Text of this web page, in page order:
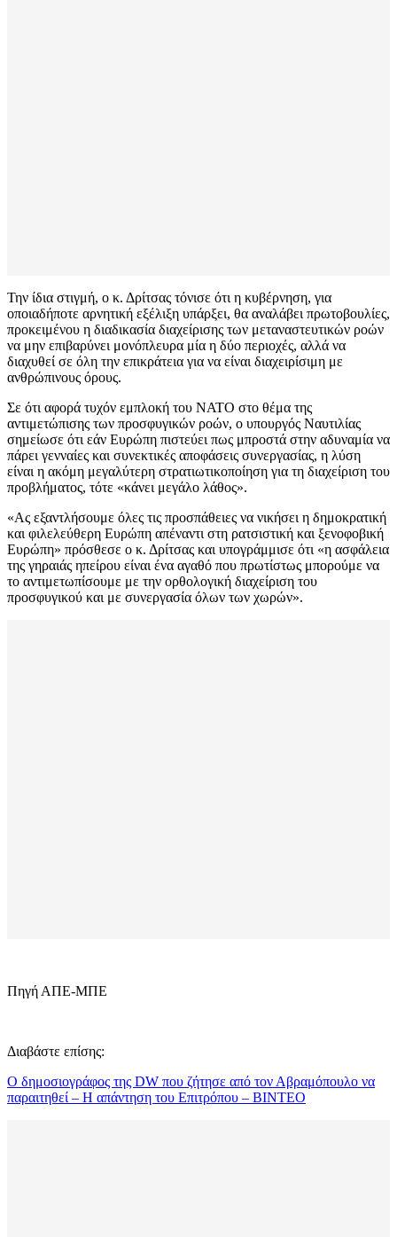
Την ίδια στιγμή, ο κ. Δρίτσας τόνισε ότι η κυβέρνηση, για
οποιαδήποτε αρνητική εξέλιξη υπάρξει, θα αναλάβει πρωτοβουλίες,
προκειμένου η διαδικασία διαχείρισης των μεταναστευτικών ροών
να μην επιβαρύνει μονόπλευρα μία η δύο περιοχές, αλλά να
διαχυθεί σε όλη την επικράτεια για να είναι διαχειρίσιμη με
ανθρώπινους όρους.
Σε ότι αφορά τυχόν εμπλοκή του ΝΑΤΟ στο θέμα της
αντιμετώπισης των προσφυγικών ροών, ο υπουργός Ναυτιλίας
σημείωσε ότι εάν Ευρώπη πιστεύει πως μπροστά στην αδυναμία να
πάρει γενναίες και συνεκτικές αποφάσεις συνεργασίας, η λύση
είναι η ακόμη μεγαλύτερη στρατιωτικοποίηση για τη διαχείριση του
προβλήματος, τότε «κάνει μεγάλο λάθος».
«Ας εξαντλήσουμε όλες τις προσπάθειες να νικήσει η δημοκρατική
και φιλελεύθερη Ευρώπη απέναντι στη ρατσιστική και ξενοφοβική
Ευρώπη» πρόσθεσε ο κ. Δρίτσας και υπογράμμισε ότι «η ασφάλεια
της γηραιάς ηπείρου είναι ένα αγαθό που πρωτίστως μπορούμε να
το αντιμετωπίσουμε με την ορθολογική διαχείριση του
προσφυγικού και με συνεργασία όλων των χωρών».
Πηγή ΑΠΕ-ΜΠΕ
Διαβάστε επίσης:
Ο δημοσιογράφος της DW που ζήτησε από τον Αβραμόπουλο να
παραιτηθεί – Η απάντηση του Επιτρόπου – ΒΙΝΤΕΟ